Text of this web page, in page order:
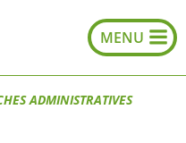
ADMINISTRATIVES